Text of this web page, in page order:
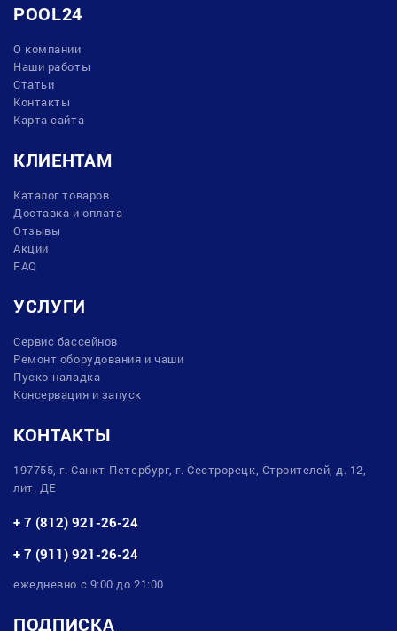
POOL24
О компании
Наши работы
Статьи
Контакты
Карта сайта
КЛИЕНТАМ
Каталог товаров
Доставка и оплата
Отзывы
Акции
FAQ
УСЛУГИ
Сервис бассейнов
Ремонт оборудования и чаши
Пуско-наладка
Консервация и запуск
КОНТАКТЫ
197755, г. Санкт-Петербург, г. Сестрорецк, Строителей, д. 12,
лит. ДЕ
+ 7 (812) 921-26-24
+ 7 (911) 921-26-24
ежедневно с 9:00 до 21:00
ПОДПИСКА